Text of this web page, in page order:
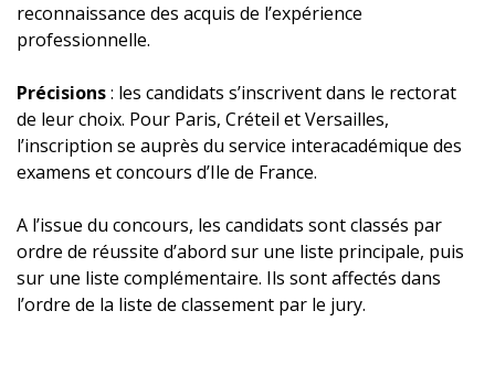
reconnaissance des acquis de l’expérience
professionnelle.
Précisions: les candidats s’inscrivent dans le rectorat
de leur choix. Pour Paris, Créteil et Versailles,
l’inscription se auprès du service interacadémique des
examens et concours d’Ile de France.
A l’issue du concours, les candidats sont classés par
ordre de réussite d’abord sur une liste principale, puis
sur une liste complémentaire. Ils sont affectés dans
l’ordre de la liste de classement par le jury.